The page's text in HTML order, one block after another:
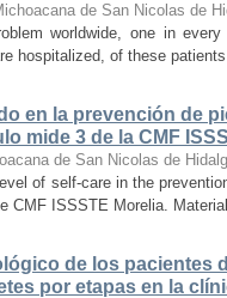
de San Nicolas de
worldwide, one in
hospitalized, of these
en la prevención de
mide 3 de la CMF
de San Nicolas de
of self-care in the
CMF ISSSTE Morelia.
de los pacientes
por etapas en la